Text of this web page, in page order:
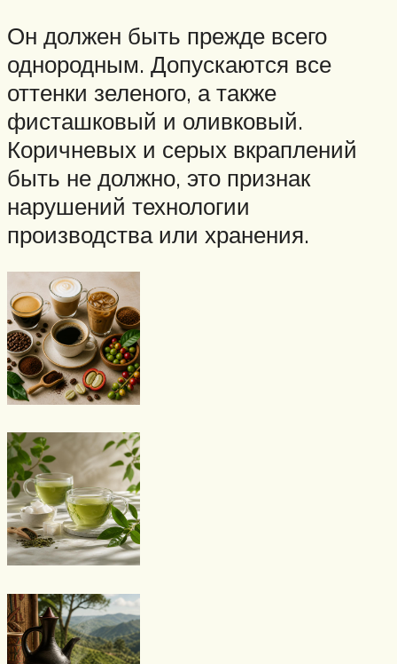
Он должен быть прежде всего
однородным. Допускаются все
оттенки зеленого, а также
фисташковый и оливковый.
Коричневых и серых вкраплений
быть не должно, это признак
нарушений технологии
производства или хранения.